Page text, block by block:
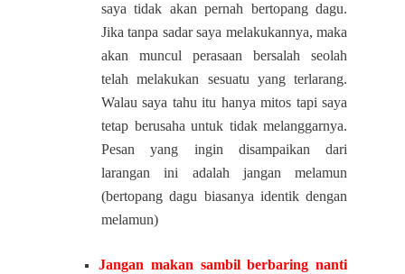
saya tidak akan pernah bertopang dagu.
Jika tanpa sadar saya melakukannya, maka
akan muncul perasaan bersalah seolah
telah melakukan sesuatu yang terlarang.
Walau saya tahu itu hanya mitos tapi saya
tetap berusaha untuk tidak melanggarnya.
Pesan yang ingin disampaikan dari
larangan ini adalah jangan melamun
(bertopang dagu biasanya identik dengan
melamun)
Jangan makan sambil berbaring nanti